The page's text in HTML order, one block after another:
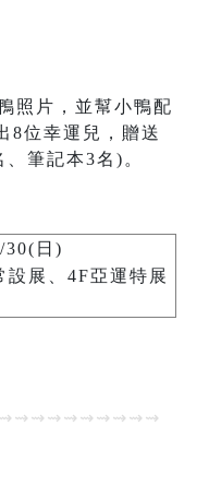
照片，並幫小鴨配
8位幸運兒，贈送
筆記本3名)。
30(日)
設展、4F亞運特展